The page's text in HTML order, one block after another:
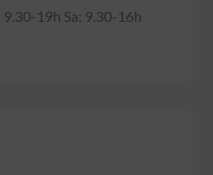
19h Sa: 9.30-16h